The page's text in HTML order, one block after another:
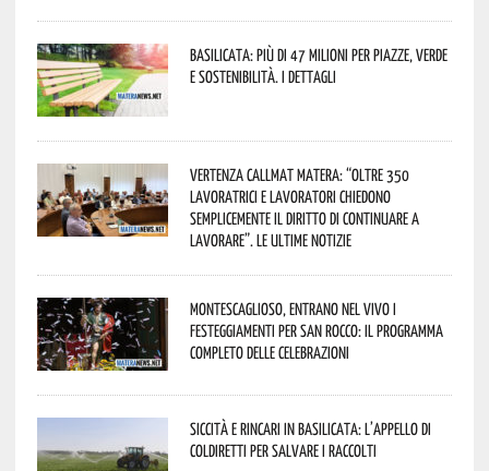
Basilicata: più di 47 milioni per piazze, verde
e sostenibilità. I dettagli
Vertenza CallMat Matera: “Oltre 350
lavoratrici e lavoratori chiedono
semplicemente il diritto di continuare a
lavorare”. Le ultime notizie
Montescaglioso, entrano nel vivo i
festeggiamenti per San Rocco: il programma
completo delle celebrazioni
Siccità e rincari in Basilicata: l’appello di
Coldiretti per salvare i raccolti